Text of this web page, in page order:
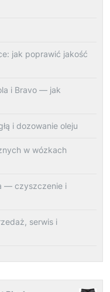
jak poprawić jakość
i Bravo — jak
i dozowanie oleju
w wózkach
— czyszczenie i
serwis i